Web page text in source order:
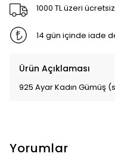
1000 TL üzeri
14 gün içinde iade
Ürün Açıklaması
925 Ayar Kadın Gümüş
Yorumlar